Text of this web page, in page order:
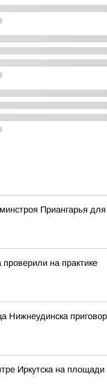
Приангарья
на практике
Нижнеудинска
Иркутска на